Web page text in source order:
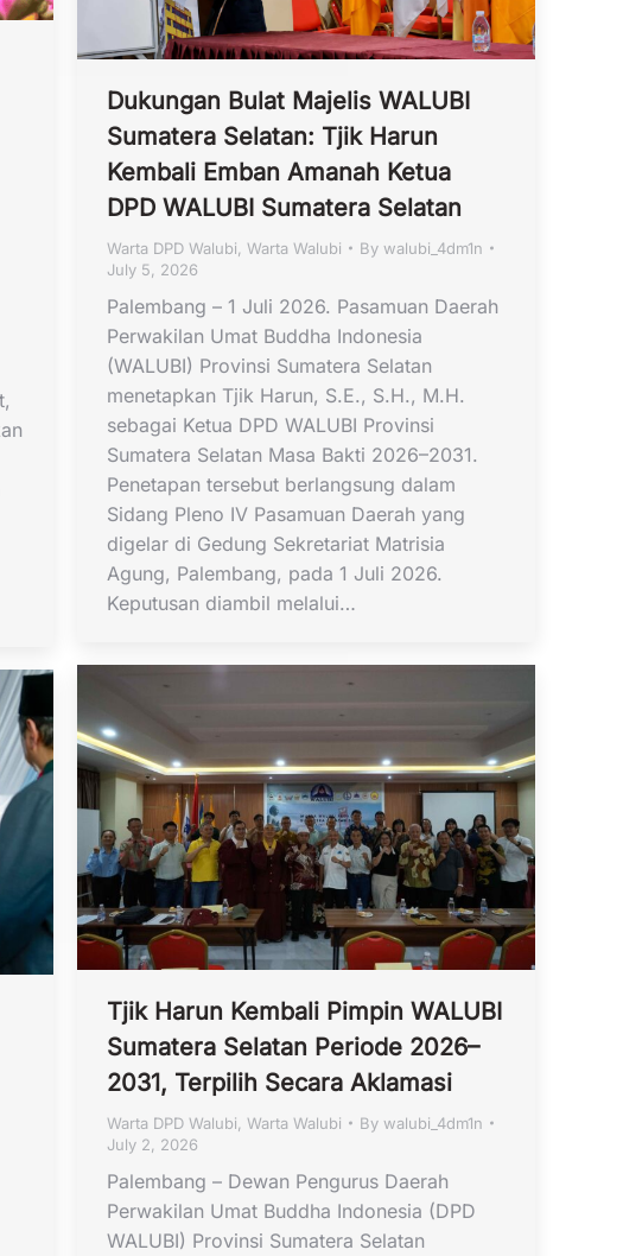
Dukungan Bulat Majelis WALUBI
Sumatera Selatan: Tjik Harun
Kembali Emban Amanah Ketua
DPD WALUBI Sumatera Selatan
Warta DPD Walubi Warta Walubi By walubi_4dm1n
July 5, 2026
Palembang – 1 Juli 2026. Pasamuan Daerah
Perwakilan Umat Buddha Indonesia
(WALUBI) Provinsi Sumatera Selatan
menetapkan Tjik Harun, S.E., S.H., M.H.
sebagai Ketua DPD WALUBI Provinsi
Sumatera Selatan Masa Bakti 2026–2031.
Penetapan tersebut berlangsung dalam
Sidang Pleno IV Pasamuan Daerah yang
digelar di Gedung Sekretariat Matrisia
Agung, Palembang, pada 1 Juli 2026.
Keputusan diambil melalui…
Tjik Harun Kembali Pimpin WALUBI
Sumatera Selatan Periode 2026–
2031, Terpilih Secara Aklamasi
Warta DPD Walubi Warta Walubi By walubi_4dm1n
July 2, 2026
Palembang – Dewan Pengurus Daerah
Perwakilan Umat Buddha Indonesia (DPD
WALUBI) Provinsi Sumatera Selatan